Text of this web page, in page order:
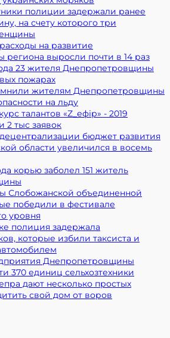
полиции задержали ранее
на счету которого три
на развитие
региона выросли почти в 14 раз
23 жителя Днепропетровщины
пожарах
жителям Днепропетровщины
на льду
талантов «Z_ефір» - 2019
2 тыс заявок
бюджет развития
области увеличился в восемь
корью заболел 151 житель
Слобожанской объединенной
победили в фестивале
уровня
полиция задержала
которые избили таксиста и
Днепропетровщины
370 единиц сельхозтехники
дают несколько простых
свой дом от воров